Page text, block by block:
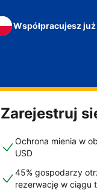
Współpracujesz
Zarejestruj
Ochrona mienia w
USD
45% gospodarzy
rezerwację w ciągu